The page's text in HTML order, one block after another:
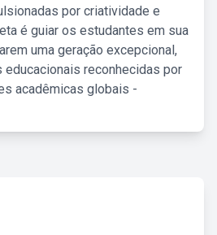
por criatividade e
é guiar os estudantes em sua
uma geração excepcional,
reconhecidas por
acadêmicas globais -